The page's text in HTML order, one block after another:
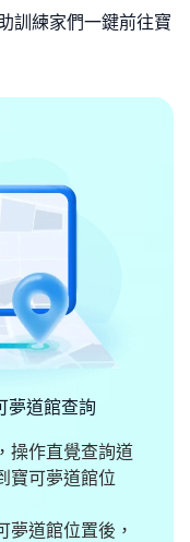
訓練家們一鍵前往寶
夢道館查詢
，操作直覺查詢道
寶可夢道館位
道館位置後，